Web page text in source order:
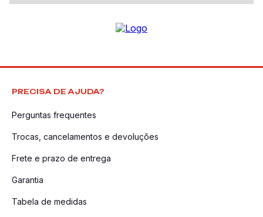
PRECISA DE AJUDA?
Perguntas frequentes
Trocas, cancelamentos e devoluções
Frete e prazo de entrega
Garantia
Tabela de medidas